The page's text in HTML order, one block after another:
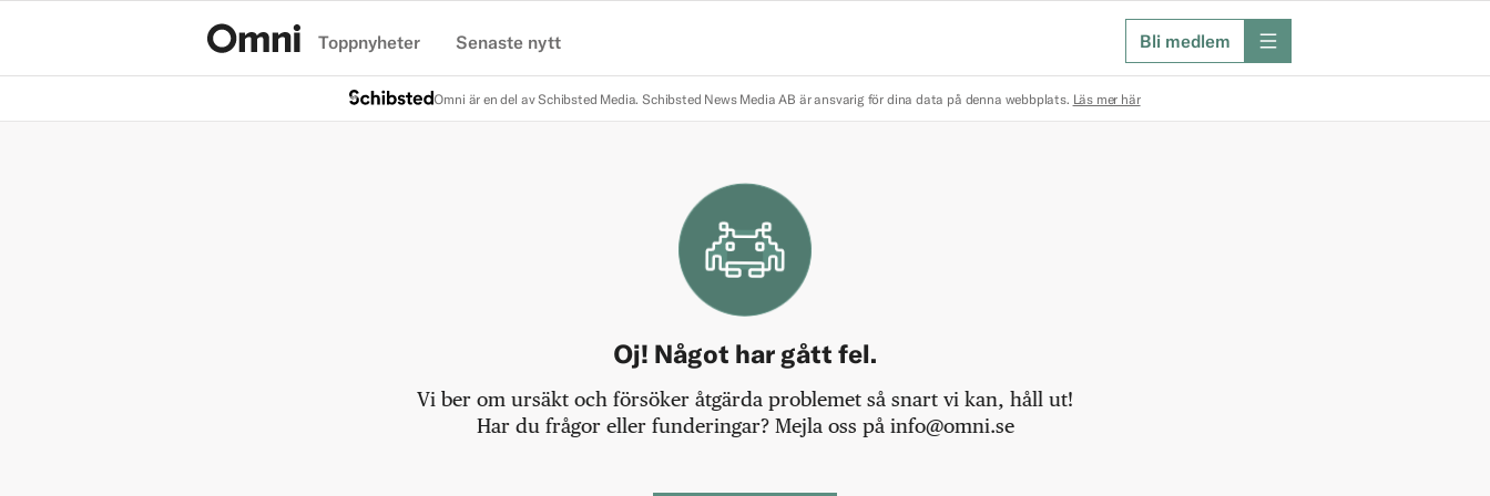
Toppnyheter Senaste nytt Bli medlem meny
Omni är en del av Schibsted Media. Schibsted News Media AB är ansvarig för dina data på denna webbplats. Läs mer här
Oj! Något har gått fel.
Vi ber om ursäkt och försöker åtgärda problemet så snart vi kan, håll ut!
Har du frågor eller funderingar? Mejla oss på info@omni.se